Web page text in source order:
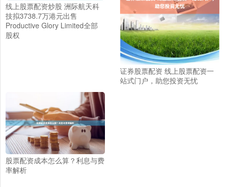
线上股票配资炒股 洲际航天科
技拟3738.7万港元出售
Productive Glory Limited全部
股权
证券股票配资 线上股票配资一
站式门户，助您投资无忧
股票配资成本怎么算？利息与费
率解析